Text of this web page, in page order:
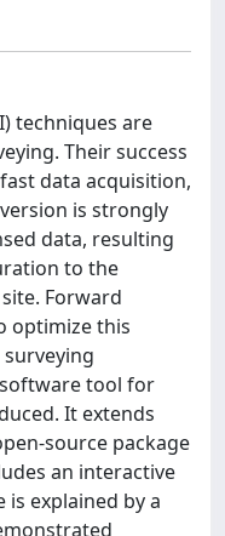
techniques are
Their success
data acquisition,
is strongly
data, resulting
to the
Forward
optimize this
tool for
It extends
source package
an interactive
explained by a